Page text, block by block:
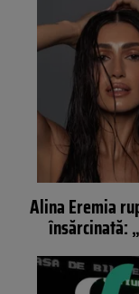
Alina Eremia
însărcinată: